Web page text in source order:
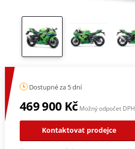
Dostupné za 5 dní
469 900 Kč Možný odpočet DPH
Kontaktovat prodejce